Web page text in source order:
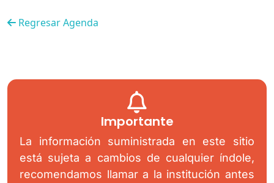
Regresar Agenda
Importante
La información suministrada en este sitio
está sujeta a cambios de cualquier índole,
recomendamos llamar a la institución antes